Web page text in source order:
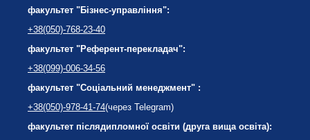
факультет "Бізнес-управління":
+38(050)-768-23-40
факультет "Референт-перекладач":
+38(099)-006-34-56
факультет "Соціальний менеджмент" :
+38(050)-978-41-74(через Telegram)
факультет післядипломної освіти (друга вища освіта):